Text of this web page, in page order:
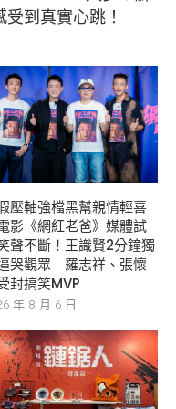
到真實心跳！
壓軸強檔黑幫親情輕喜
影《網紅老爸》媒體試
聲不斷！王識賢2分鐘獨
哭觀眾 羅志祥、張懷
封搞笑MVP
年 8 月 6 日